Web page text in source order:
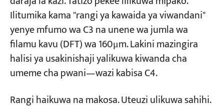
Mazingira ya C5 (Utu Mkubwa) – Kemikali,
Ufukweni, Pwani ya Tropiki
Hali Maalum za Kufanya Kazi—Halijoto ya Juu,
Kemikali, Chakula
Jinsi ya Kuthibitisha Kama Mipako
Imefanywa Vizuri: Orodha ya Kukubali Hatua
Ilitumika kama "rangi ya kawaida ya viwandani"
yenye mfumo wa C3 na unene wa jumla wa
filamu kavu (DFT) wa 160μm. Lakini mazingira
halisi ya usakinishaji yalikuwa kiwanda cha
umeme cha pwani—wazi kabisa C4.
Rangi haikuwa na makosa. Uteuzi ulikuwa sahihi.